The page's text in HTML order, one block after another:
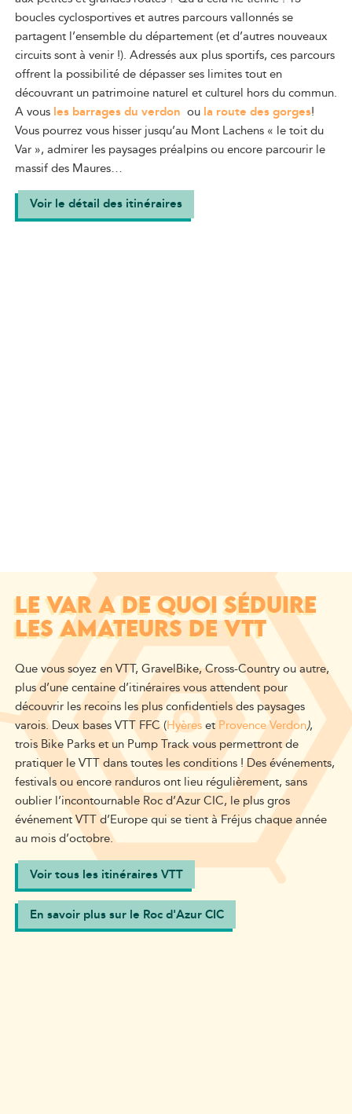
boucles cyclosportives et autres parcours vallonnés se
partagent l’ensemble du département (et d’autres nouveaux
circuits sont à venir !). Adressés aux plus sportifs, ces parcours
offrent la possibilité de dépasser ses limites tout en
découvrant un patrimoine naturel et culturel hors du commun.
A vous les barrages du verdon ou la route des gorges!
Vous pourrez vous hisser jusqu’au Mont Lachens « le toit du
Var », admirer les paysages préalpins ou encore parcourir le
massif des Maures…
Voir le détail des itinéraires
LE VAR A DE QUOI SÉDUIRE
LES AMATEURS DE VTT
Que vous soyez en VTT, GravelBike, Cross-Country ou autre,
plus d’une centaine d’itinéraires vous attendent pour
découvrir les recoins les plus confidentiels des paysages
varois. Deux bases VTT FFC (HyèresetProvence Verdon),
trois Bike Parks et un Pump Track vous permettront de
pratiquer le VTT dans toutes les conditions ! Des événements,
festivals ou encore randuros ont lieu régulièrement, sans
oublier l’incontournable Roc d’Azur CIC, le plus gros
événement VTT d’Europe qui se tient à Fréjus chaque année
au mois d’octobre.
Voir tous les itinéraires VTT
En savoir plus sur le Roc d'Azur CIC